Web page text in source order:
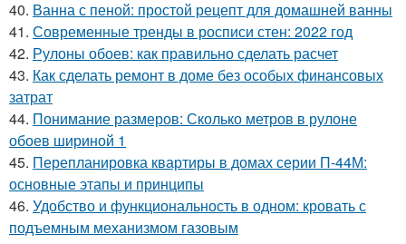
40. Ванна с пеной: простой рецепт для домашней ванны
41. Современные тренды в росписи стен: 2022 год
42. Рулоны обоев: как правильно сделать расчет
43. Как сделать ремонт в доме без особых финансовых
затрат
44. Понимание размеров: Сколько метров в рулоне
обоев шириной 1
45. Перепланировка квартиры в домах серии П-44М:
основные этапы и принципы
46. Удобство и функциональность в одном: кровать с
подъемным механизмом газовым